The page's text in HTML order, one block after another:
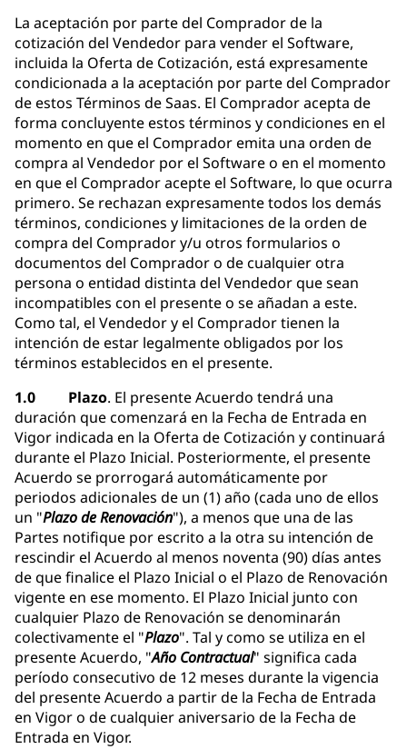
La aceptación por parte del Comprador de la
cotización del Vendedor para vender el Software,
incluida la Oferta de Cotización, está expresamente
condicionada a la aceptación por parte del Comprador
de estos Términos de Saas. El Comprador acepta de
forma concluyente estos términos y condiciones en el
momento en que el Comprador emita una orden de
compra al Vendedor por el Software o en el momento
en que el Comprador acepte el Software, lo que ocurra
primero. Se rechazan expresamente todos los demás
términos, condiciones y limitaciones de la orden de
compra del Comprador y/u otros formularios o
documentos del Comprador o de cualquier otra
persona o entidad distinta del Vendedor que sean
incompatibles con el presente o se añadan a este.
Como tal, el Vendedor y el Comprador tienen la
intención de estar legalmente obligados por los
términos establecidos en el presente.
1.0 Plazo. El presente Acuerdo tendrá una
duración que comenzará en la Fecha de Entrada en
Vigor indicada en la Oferta de Cotización y continuará
durante el Plazo Inicial. Posteriormente, el presente
Acuerdo se prorrogará automáticamente por
periodos adicionales de un (1) año (cada uno de ellos
un "Plazo de Renovación"), a menos que una de las
Partes notifique por escrito a la otra su intención de
rescindir el Acuerdo al menos noventa (90) días antes
de que finalice el Plazo Inicial o el Plazo de Renovación
vigente en ese momento. El Plazo Inicial junto con
cualquier Plazo de Renovación se denominarán
colectivamente el "Plazo". Tal y como se utiliza en el
presente Acuerdo, "Año Contractual" significa cada
período consecutivo de 12 meses durante la vigencia
del presente Acuerdo a partir de la Fecha de Entrada
en Vigor o de cualquier aniversario de la Fecha de
Entrada en Vigor.